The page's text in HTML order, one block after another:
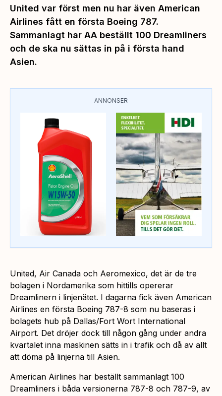
United var först men nu har även American
Airlines fått en första Boeing 787.
Sammanlagt har AA beställt 100 Dreamliners
och de ska nu sättas in på i första hand
Asien.
ANNONSER
United, Air Canada och Aeromexico, det är de tre
bolagen i Nordamerika som hittills opererar
Dreamlinern i linjenätet. I dagarna fick även American
Airlines en första Boeing 787-8 som nu baseras i
bolagets hub på Dallas/Fort Wort International
Airport. Det dröjer dock till någon gång under andra
kvartalet inna maskinen sätts in i trafik och då av allt
att döma på linjerna till Asien.
American Airlines har beställt sammanlagt 100
Dreamliners i båda versionerna 787-8 och 787-9, av